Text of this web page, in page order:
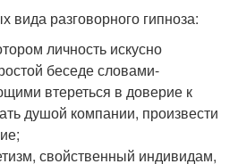
разговорного гипноза:
личность искусно
беседе словами-
втереться в доверие к
душой компании, произвести
свойственный индивидам,